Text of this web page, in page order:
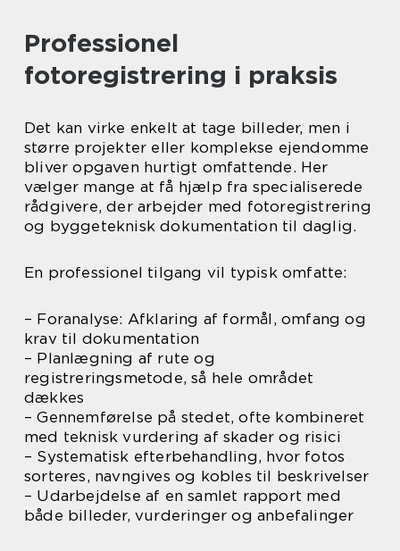
Professionel
fotoregistrering i praksis
Det kan virke enkelt at tage billeder, men i
større projekter eller komplekse ejendomme
bliver opgaven hurtigt omfattende. Her
vælger mange at få hjælp fra specialiserede
rådgivere, der arbejder med fotoregistrering
og byggeteknisk dokumentation til daglig.
En professionel tilgang vil typisk omfatte:
– Foranalyse: Afklaring af formål, omfang og
krav til dokumentation
– Planlægning af rute og
registreringsmetode, så hele området
dækkes
– Gennemførelse på stedet, ofte kombineret
med teknisk vurdering af skader og risici
– Systematisk efterbehandling, hvor fotos
sorteres, navngives og kobles til beskrivelser
– Udarbejdelse af en samlet rapport med
både billeder, vurderinger og anbefalinger